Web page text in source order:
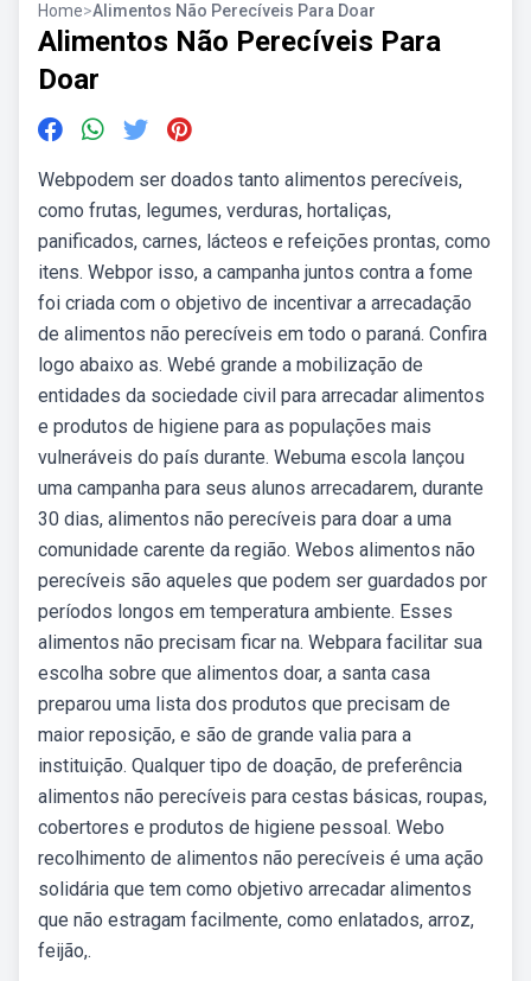
Home>Alimentos Não Perecíveis Para Doar
Alimentos Não Perecíveis Para
Doar
Webpodem ser doados tanto alimentos perecíveis,
como frutas, legumes, verduras, hortaliças,
panificados, carnes, lácteos e refeições prontas, como
itens. Webpor isso, a campanha juntos contra a fome
foi criada com o objetivo de incentivar a arrecadação
de alimentos não perecíveis em todo o paraná. Confira
logo abaixo as. Webé grande a mobilização de
entidades da sociedade civil para arrecadar alimentos
e produtos de higiene para as populações mais
vulneráveis do país durante. Webuma escola lançou
uma campanha para seus alunos arrecadarem, durante
30 dias, alimentos não perecíveis para doar a uma
comunidade carente da região. Webos alimentos não
perecíveis são aqueles que podem ser guardados por
períodos longos em temperatura ambiente. Esses
alimentos não precisam ficar na. Webpara facilitar sua
escolha sobre que alimentos doar, a santa casa
preparou uma lista dos produtos que precisam de
maior reposição, e são de grande valia para a
instituição. Qualquer tipo de doação, de preferência
alimentos não perecíveis para cestas básicas, roupas,
cobertores e produtos de higiene pessoal. Webo
recolhimento de alimentos não perecíveis é uma ação
solidária que tem como objetivo arrecadar alimentos
que não estragam facilmente, como enlatados, arroz,
feijão,.